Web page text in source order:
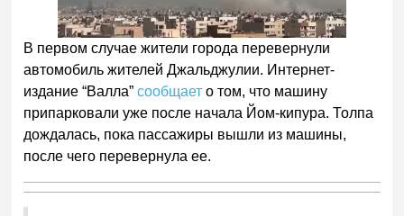
В первом случае жители города перевернули
автомобиль жителей Джальджулии. Интернет-
издание “Валла”сообщает о том, что машину
припарковали уже после начала Йом-кипура. Толпа
дождалась, пока пассажиры вышли из машины,
после чего перевернула ее.